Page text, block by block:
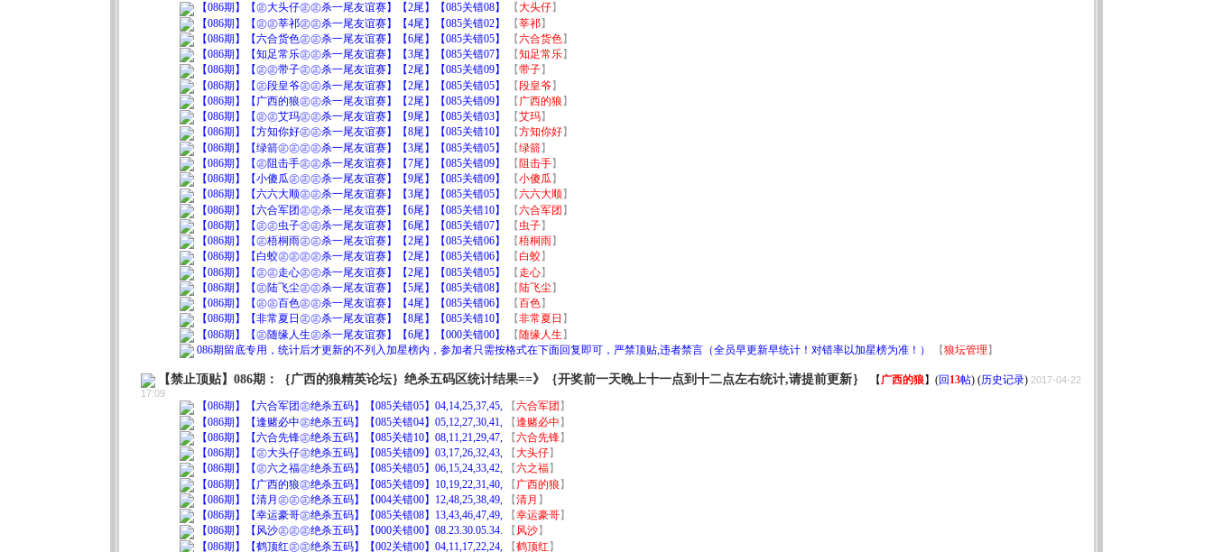
【086期】【㊣大头仔㊣㊣杀一尾友谊赛】【2尾】【085关错08】
【大头仔】
【086期】【㊣㊣莘祁㊣㊣杀一尾友谊赛】【4尾】【085关错02】
【莘祁】
【086期】【六合货色㊣㊣杀一尾友谊赛】【6尾】【085关错05】
【六合货色】
【086期】【知足常乐㊣㊣杀一尾友谊赛】【3尾】【085关错07】
【知足常乐】
【086期】【㊣㊣带子㊣㊣杀一尾友谊赛】【2尾】【085关错09】
【带子】
【086期】【㊣段皇爷㊣㊣杀一尾友谊赛】【2尾】【085关错05】
【段皇爷】
【086期】【广西的狼㊣㊣杀一尾友谊赛】【2尾】【085关错09】
【 广西的狼 】
【086期】【㊣㊣艾玛㊣㊣杀一尾友谊赛】【9尾】【085关错03】
【艾玛】
【086期】【方知你好㊣㊣杀一尾友谊赛】【8尾】【085关错10】
【方知你好】
【086期】【绿箭㊣㊣㊣㊣杀一尾友谊赛】【3尾】【085关错05】
【绿箭】
【086期】【㊣阻击手㊣㊣杀一尾友谊赛】【7尾】【085关错09】
【阻击手】
【086期】【小傻瓜㊣㊣㊣杀一尾友谊赛】【9尾】【085关错09】
【小傻瓜 】
【086期】【六六大顺㊣㊣杀一尾友谊赛】【3尾】【085关错05】
【六六大顺】
【086期】【六合军团㊣㊣杀一尾友谊赛】【6尾】【085关错10】
【六合军团 】
【086期】【㊣㊣虫子㊣㊣杀一尾友谊赛】【6尾】【085关错07】
【 虫子】
【086期】【㊣梧桐雨㊣㊣杀一尾友谊赛】【2尾】【085关错06】
【梧桐雨】
【086期】【白蛟㊣㊣㊣㊣杀一尾友谊赛】【2尾】【085关错06】
【白蛟】
【086期】【㊣㊣走心㊣㊣杀一尾友谊赛】【2尾】【085关错05】
【 走心】
【086期】【㊣陆飞尘㊣㊣杀一尾友谊赛】【5尾】【085关错08】
【陆飞尘 】
【086期】【㊣㊣百色㊣㊣杀一尾友谊赛】【4尾】【085关错06】
【百色】
【086期】【非常夏日㊣㊣杀一尾友谊赛】【8尾】【085关错10】
【非常夏日 】
【086期】【㊣随缘人生㊣杀一尾友谊赛】【6尾】【000关错00】
【随缘人生 】
086期留底专用，统计后才更新的不列入加星榜内，参加者只需按格式在下面回复即可，严禁顶贴,违者禁言（全员早更新早统计！对错率以加星榜为准！）
【狼坛管理 】
【禁止顶贴】086期：｛广西的狼精英论坛｝绝杀五码区统计结果==》｛开奖前一天晚上十一点到十二点左右统计,请提前更新｝ 【 广西的狼】(回 13帖) (历史记录)2017-04-22
17:09
【086期】【六合军团㊣绝杀五码】【085关错05】04,14,25,37,45, 【六合军团 】
【086期】【逢赌必中㊣绝杀五码】【085关错04】05,12,27,30,41,
【逢赌必中 】
【086期】【六合先锋㊣绝杀五码】【085关错10】08,11,21,29,47,
【六合先锋】
【086期】【㊣大头仔㊣绝杀五码】【085关错09】03,17,26,32,43,
【大头仔】
【086期】【㊣六之福㊣绝杀五码】【085关错05】06,15,24,33,42,
【六之福】
【086期】【广西的狼㊣绝杀五码】【085关错09】10,19,22,31,40,
【 广西的狼 】
【086期】【清月㊣㊣㊣绝杀五码】【004关错00】12,48,25,38,49,
【清月 】
【086期】【幸运豪哥㊣绝杀五码】【085关错08】13,43,46,47,49,
【幸运豪哥】
【086期】【风沙㊣㊣㊣绝杀五码】【000关错00】08.23.30.05.34.
【 风沙】
【086期】【鹤顶红㊣㊣绝杀五码】【002关错00】04,11,17,22,24,
【鹤顶红 】